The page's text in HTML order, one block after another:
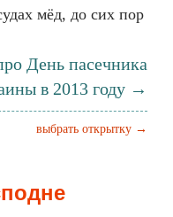
мёд, до сих пор
День пасечника
в 2013 году →
выбрать открытку →